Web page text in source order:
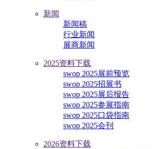
新闻
新闻稿
行业新闻
展商新闻
2025资料下载
swop 2025展前预览
swop 2025招展书
swop 2025展后报告
swop 2025参展指南
swop 2025口袋指南
swop 2025会刊
2026资料下载